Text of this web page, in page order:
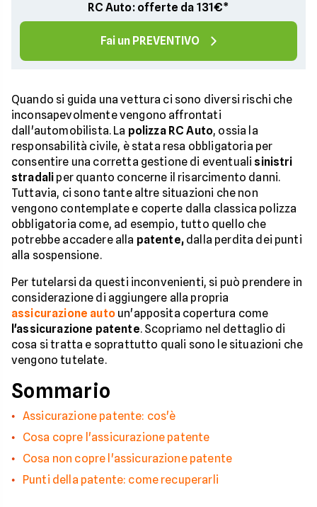
RC Auto: offerte da 131€*
Fai un PREVENTIVO
Quando si guida una vettura ci sono diversi rischi che
inconsapevolmente vengono affrontati
dall'automobilista. La polizza RC Auto, ossia la
responsabilità civile, è stata resa obbligatoria per
consentire una corretta gestione di eventuali sinistri
stradali per quanto concerne il risarcimento danni.
Tuttavia, ci sono tante altre situazioni che non
vengono contemplate e coperte dalla classica polizza
obbligatoria come, ad esempio, tutto quello che
potrebbe accadere alla patente,dalla perdita dei punti
alla sospensione.
Per tutelarsi da questi inconvenienti, si può prendere in
considerazione di aggiungere alla propria
assicurazione autoun'apposita copertura come
l'assicurazione patente. Scopriamo nel dettaglio di
cosa si tratta e soprattutto quali sono le situazioni che
vengono tutelate.
Sommario
Assicurazione patente: cos'è
Cosa copre l'assicurazione patente
Cosa non copre l'assicurazione patente
Punti della patente: come recuperarli